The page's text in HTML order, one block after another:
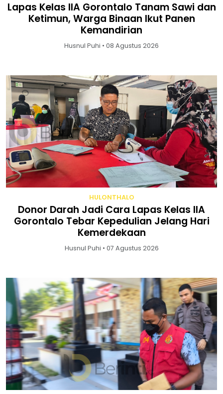
Lapas Kelas IIA Gorontalo Tanam Sawi dan
Ketimun, Warga Binaan Ikut Panen
Kemandirian
Husnul Puhi • 08 Agustus 2026
HULONTHALO
Donor Darah Jadi Cara Lapas Kelas IIA
Gorontalo Tebar Kepedulian Jelang Hari
Kemerdekaan
Husnul Puhi • 07 Agustus 2026